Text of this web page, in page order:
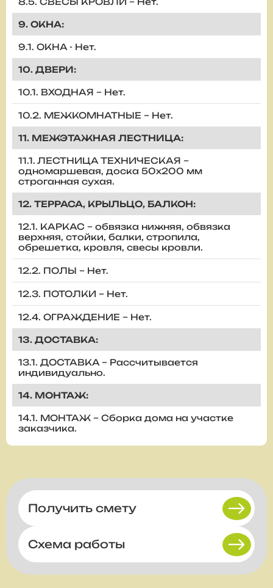
9. ОКНА:
9.1. ОКНА - Нет.
10. ДВЕРИ:
10.1. ВХОДНАЯ – Нет.
10.2. МЕЖКОМНАТНЫЕ – Нет.
11. МЕЖЭТАЖНАЯ ЛЕСТНИЦА:
11.1. ЛЕСТНИЦА ТЕХНИЧЕСКАЯ –
одномаршевая, доска 50х200 мм
строганная сухая.
12. ТЕРРАСА, КРЫЛЬЦО, БАЛКОН:
12.1. КАРКАС – обвязка нижняя, обвязка
верхняя, стойки, балки, стропила,
обрешетка, кровля, свесы кровли.
12.2. ПОЛЫ – Нет.
12.3. ПОТОЛКИ – Нет.
12.4. ОГРАЖДЕНИЕ – Нет.
13. ДОСТАВКА:
13.1. ДОСТАВКА – Рассчитывается
индивидуально.
14. МОНТАЖ:
14.1. МОНТАЖ – Сборка дома на участке
заказчика.
Получить смету
Схема работы